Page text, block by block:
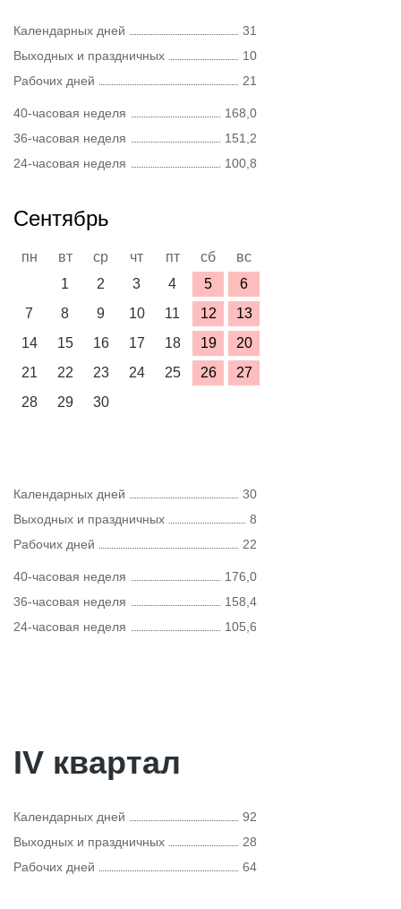
Календарных дней
31
Выходных и праздничных
10
Рабочих дней
21
40-часовая неделя
168,0
36-часовая неделя
151,2
24-часовая неделя
100,8
Сентябрь
пн вт ср чт пт сб
вс
1
2 3 4 5
6
7
8 9 10 11 12
13
14
15 16 17 18 19
20
21
22 23 24 25 26
27
28
29 30
Календарных дней
30
Выходных и праздничных
8
Рабочих дней
22
40-часовая неделя
176,0
36-часовая неделя
158,4
24-часовая неделя
105,6
IV квартал
Календарных дней
92
Выходных и праздничных
28
Рабочих дней
64